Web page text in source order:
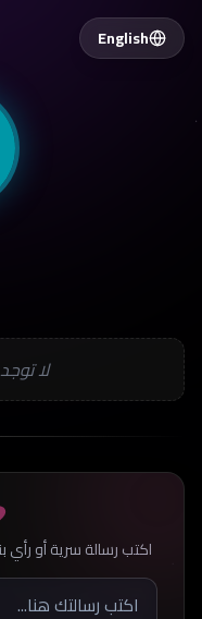
English
لا
اكتب رسالة سرية أو